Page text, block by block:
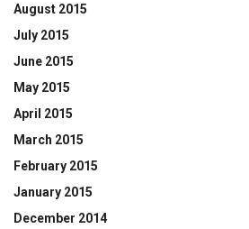
August 2015
July 2015
June 2015
May 2015
April 2015
March 2015
February 2015
January 2015
December 2014